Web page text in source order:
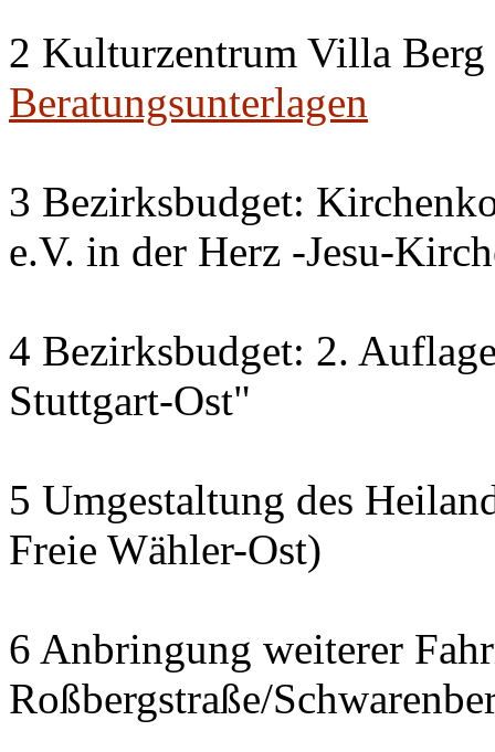
2 Kulturzentrum Villa
Beratungsunterlagen
3 Bezirksbudget:
e.V. in der Herz -Jesu-
4 Bezirksbudget: 2.
Stuttgart-Ost"
5 Umgestaltung des
Freie Wähler-Ost)
6 Anbringung weiterer
Roßbergstraße/